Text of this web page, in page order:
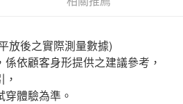
以上)免運費
以上)免運費
放後之實際測量數據)
依顧客身形提供之建議參考，
體驗為準。